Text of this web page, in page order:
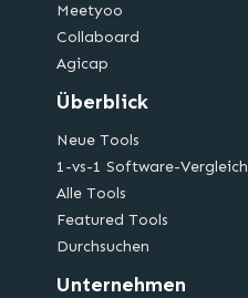
Meetyoo
Collaboard
Agicap
Überblick
Neue Tools
1-vs-1 Software-Vergleich
Alle Tools
Featured Tools
Durchsuchen
Unternehmen